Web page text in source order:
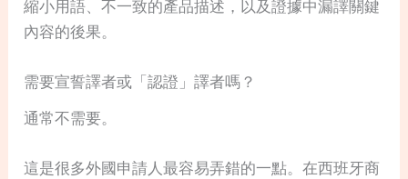
縮小用語、不一致的產品描述，以及證據中漏譯關鍵
內容的後果。
需要宣誓譯者或「認證」譯者嗎？
通常不需要。
這是很多外國申請人最容易弄錯的一點。在西班牙商